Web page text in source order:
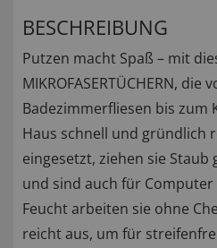
BESCHREIBUNG
Putzen macht Spaß – mit
MIKROFASERTÜCHERN, die
Badezimmerfliesen bis zum
Haus schnell und gründlich
eingesetzt, ziehen sie Staub
und sind auch für
Feucht arbeiten sie ohne
reicht aus, um für